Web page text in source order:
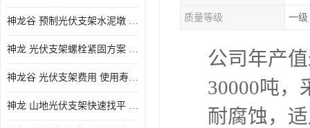
神龙谷 预制光伏支架水泥墩 抗震性能优
神龙 光伏支架螺栓紧固方案 土地利用率高
神龙谷 光伏支架费用 使用寿命长
神龙 山地光伏支架快速找平 抗风耐压
质量等级 一级
公司年产
30000吨，
耐腐蚀，